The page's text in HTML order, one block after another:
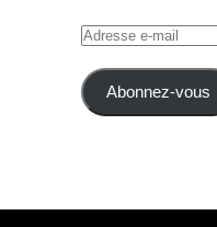
Adresse
mail Abonnez-vous